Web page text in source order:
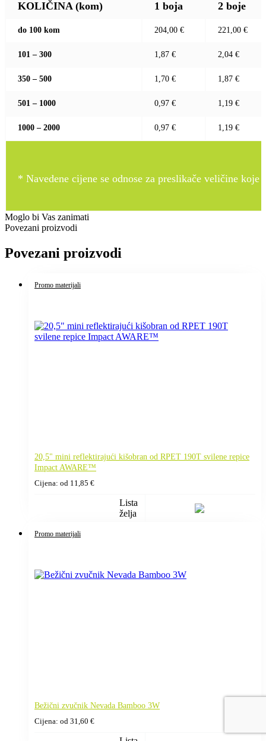
KOLIČINA (kom) 1 boja 2 boje
do 100 kom 204,00 € 221,00 €
101 – 300 1,87 € 2,04 €
350 – 500 1,70 € 1,87 €
501 – 1000 0,97 € 1,19 €
1000 – 2000 0,97 € 1,19 €
* Navedene cijene se odnose za preslikače veličine
Moglo bi Vas zanimati
Povezani proizvodi
Povezani proizvodi
Promo materijali
20,5" mini reflektirajući kišobran od RPET 190T svilene repice
Impact AWARE™
Cijena: od 11,85 €
Lista
želja
Promo materijali
Bežični zvučnik Nevada Bamboo 3W
Cijena: od 31,60 €